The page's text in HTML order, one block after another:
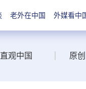
老外在中国 外媒看中
直观中国 原创